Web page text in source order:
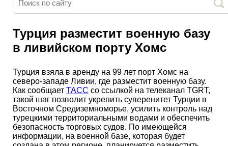
Турция разместит военную базу
в ливийском порту Хомс
Турция взяла в аренду на 99 лет порт Хомс на
северо-западе Ливии, где разместит военную базу.
Как сообщает ТАСС со ссылкой на телеканал TGRT,
такой шаг позволит укрепить суверенитет Турции в
Восточном Средиземноморье, усилить контроль над
турецкими территориальными водами и обеспечить
безопасность торговых судов. По имеющейся
информации, на военной базе, которая будет